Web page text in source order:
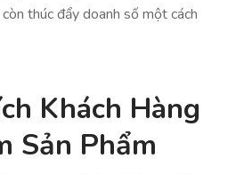
thúc đẩy doanh số một cách
Khách Hàng
Sản Phẩm